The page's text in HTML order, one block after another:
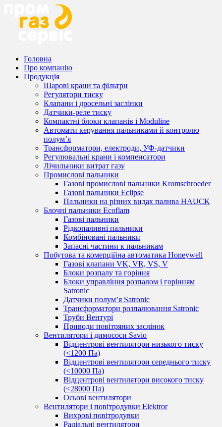
Головна
Про компанію
Продукція
Шарові крани та фільтри
Регулятори тиску
Клапани і дросельні заслінки
Датчики-реле тиску
Компактні блоки клапанів і Moduline
Автомати керування пальниками й контролю
полум’я
Трансформатори, електроди, УФ-датчики
Регулювальні крани і компенсатори
Лічильники витрат газу
Промислові пальники
Газові промислові пальники Kromschroeder
Газові пальники Eclipse
Пальники на різних видах палива HAUCK
Блочні пальники Ecoflam
Газові пальники
Рідкопаливні пальники
Комбіновані пальники
Запасні частини к пальникам
Побутова та комерційна автоматика Honeywell
Газові клапани VK, VR, VS, V
Блоки розпалу та горіння
Блоки управління розпалом і горінням
Satronic
Датчики полум’я Satronic
Трансформатори розпалювання Satronic
Труби Вентурі
Приводи повітряних заслінок
Вентилятори і димососи Savio
Відцентрові вентилятори низького тиску
(<1200 Па)
Відцентрові вентилятори середнього тиску
(<10000 Па)
Відцентрові вентилятори високого тиску
(<28000 Па)
Осьові вентилятори
Вентилятори і повітродувки Elektror
Вихрові повітродувки
Радіальні вентилятори